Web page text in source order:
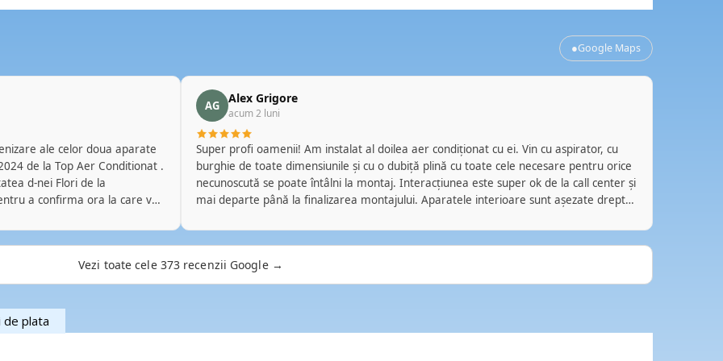
●Google Maps
ale celor doua aparate
de la Top Aer Conditionat .
a confirma ora la care va
de comun acord. A
si mi-a oferit si citeva
, d-l Ciprian de la Top Aer
cit si cu cardul la fata locului
dupa efectuarea platii.
Recomand si altor persoane
AG Alex Grigore
acum 2 luni
Super profi oamenii! Am instalat al doilea aer condiționat cu ei. Vin cu aspirator, cu
burghie de toate dimensiunile și cu o dubiță plină cu toate cele necesare pentru orice
necunoscută se poate întâlni la montaj. Interacțiunea este super ok de la call center și
mai departe până la finalizarea montajului. Aparatele interioare sunt așezate drept
mi-am pus cu ei două Daikin de 18.000 BTU în Pipera. Unul parcă e de anul trecut.
Merge brici. Ălălalt e de câteva zile, și dă din coadă bine. Eu îi recomand. Nu am nicio
obligație sau benficiu să fac asta. Pur și simplu așa au fost experiențele mele cu ei.
Vezi toate cele 373 recenzii Google →
de plata